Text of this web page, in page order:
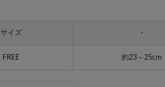
サイズ -
FREE 約23～25cm